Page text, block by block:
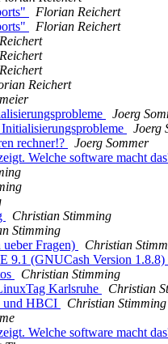
Florian Reichert
Florian Reichert
Reichert
Joerg
Joerg
rechner!?
Joerg Sommer
Welche software macht
Christian Stimming
Stimming
Fragen)
Christian
9.1 (GNUCash Version 1.8.8)
Christian Stimming
Karlsruhe
Christian
und HBCI
Christian Stimming
Welche software macht